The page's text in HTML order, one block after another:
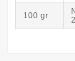
100 gr